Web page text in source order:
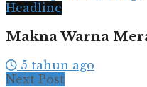
Headline
Makna Warna
5 tahun ago
Next Post